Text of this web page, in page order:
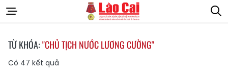
TỪ KHÓA:"CHỦ TỊCH NƯỚC LƯƠNG CƯỜNG"
Có 47 kết quả